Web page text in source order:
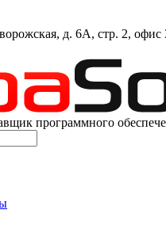
д. 6А, стр.
программного